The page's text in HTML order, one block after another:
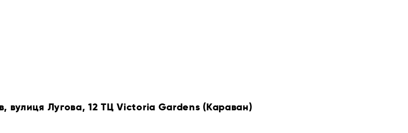
Лугова, 12 ТЦ Victoria Gardens (Караван)